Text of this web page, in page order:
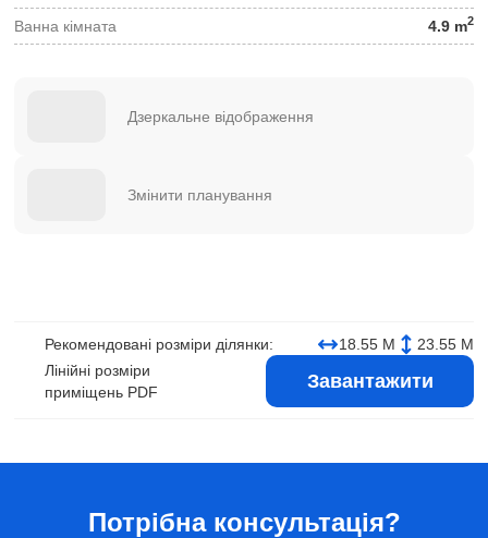
Ванна кімната 4.9 m2
Дзеркальне відображення
Змінити планування
Рекомендовані розміри ділянки: 18.55 М
23.55 М
Лінійні розміри
приміщень PDF
Завантажити
Потрібна консультація?